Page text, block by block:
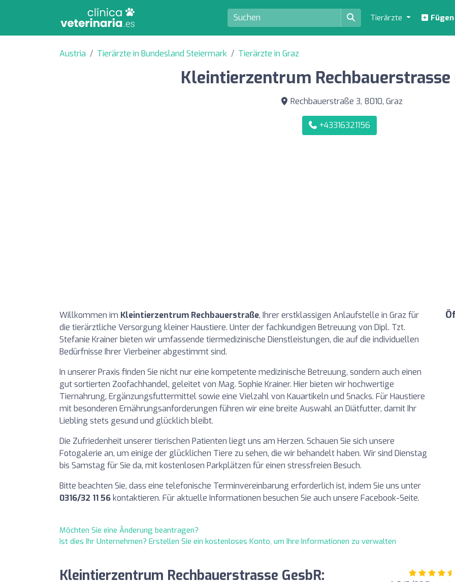
Tierärzte
Austria Tierärzte in Bundesland Steiermark Tierärzte in Graz
Kleintierzentrum Rechbauerstrasse
Rechbauerstraße 3, 8010, Graz
+43316321156
Willkommen im Kleintierzentrum Rechbauerstraße, Ihrer erstklassigen Anlaufstelle in Graz für
die tierärztliche Versorgung kleiner Haustiere. Unter der fachkundigen Betreuung von Dipl. Tzt.
Stefanie Krainer bieten wir umfassende tiermedizinische Dienstleistungen, die auf die individuellen
Bedürfnisse Ihrer Vierbeiner abgestimmt sind.
In unserer Praxis finden Sie nicht nur eine kompetente medizinische Betreuung, sondern auch einen
gut sortierten Zoofachhandel, geleitet von Mag. Sophie Krainer. Hier bieten wir hochwertige
Tiernahrung, Ergänzungsfuttermittel sowie eine Vielzahl von Kauartikeln und Snacks. Für Haustiere
mit besonderen Ernährungsanforderungen führen wir eine breite Auswahl an Diätfutter, damit Ihr
Liebling stets gesund und glücklich bleibt.
Die Zufriedenheit unserer tierischen Patienten liegt uns am Herzen. Schauen Sie sich unsere
Fotogalerie an, um einige der glücklichen Tiere zu sehen, die wir behandelt haben. Wir sind Dienstag
bis Samstag für Sie da, mit kostenlosen Parkplätzen für einen stressfreien Besuch.
Bitte beachten Sie, dass eine telefonische Terminvereinbarung erforderlich ist, indem Sie uns unter
0316/32 11 56 kontaktieren. Für aktuelle Informationen besuchen Sie auch unsere Facebook-Seite.
Möchten Sie eine Änderung beantragen?
Ist dies Ihr Unternehmen? Erstellen Sie ein kostenloses Konto, um Ihre Informationen zu verwalten
Kleintierzentrum Rechbauerstrasse GesbR: